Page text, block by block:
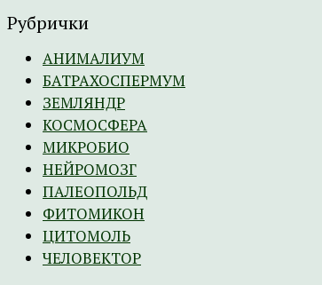
Рубрички
АНИМАЛИУМ
БАТРАХОСПЕРМУМ
ЗЕМЛЯНДР
КОСМОСФЕРА
МИКРОБИО
НЕЙРОМОЗГ
ПАЛЕОПОЛЬД
ФИТОМИКОН
ЦИТОМОЛЬ
ЧЕЛОВЕКТОР